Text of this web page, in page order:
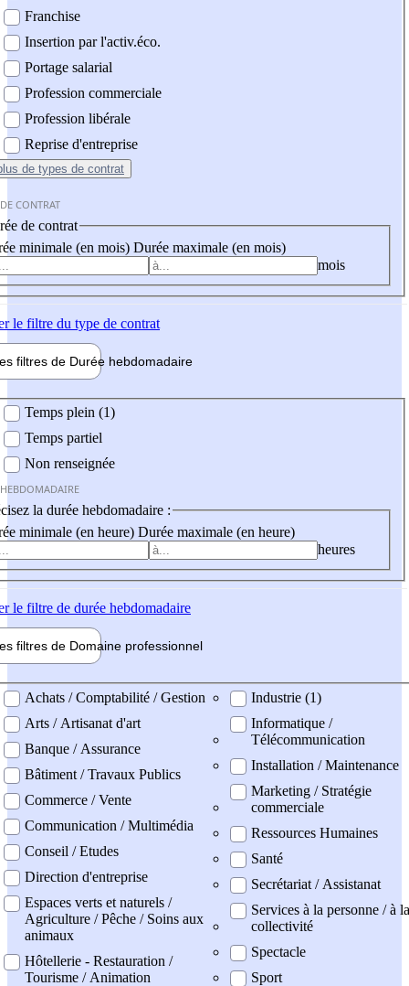
Franchise
Insertion par l'activ.éco.
Portage salarial
Profession commerciale
Profession libérale
Reprise d'entreprise
de types de contrat
CONTRAT
de contrat
minimale (en mois) Durée maximale (en mois)
mois
le filtre du type de contrat
filtres de Durée hebdomadaire
Temps plein (1)
Temps partiel
Non renseignée
la durée hebdomadaire :
minimale (en heure) Durée maximale (en heure)
heures
le filtre de durée hebdomadaire
filtres de Domaine professionnel
professionel
Achats / Comptabilité / Gestion
Arts / Artisanat d'art
Banque / Assurance
Bâtiment / Travaux Publics
Commerce / Vente
Communication / Multimédia
Conseil / Etudes
Direction d'entreprise
Espaces verts et naturels /
Agriculture / Pêche / Soins aux
animaux
Hôtellerie - Restauration /
Tourisme / Animation
Industrie (1)
Informatique /
Télécommunication
Installation / Maintenance
Marketing / Stratégie
commerciale
Ressources Humaines
Santé
Secrétariat / Assistanat
Services à la personne / à la
collectivité
Spectacle
Sport